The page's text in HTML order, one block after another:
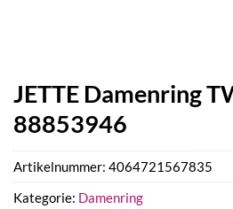
JETTE Damenring
88853946
Artikelnummer: 4064721567835
Kategorie: Damenring